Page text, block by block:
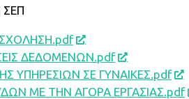
ΣΕΠ
ΔΕΔΟΜΕΝΩΝ.pdf
ΥΠΗΡΕΣΙΩΝ ΣΕ ΓΥΝΑΙΚΕΣ.pdf
ΜΕ ΤΗΝ ΑΓΟΡΑ ΕΡΓΑΣΙΑΣ.pdf